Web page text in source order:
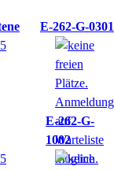
E-262-G-0301
E-262-G-
1002